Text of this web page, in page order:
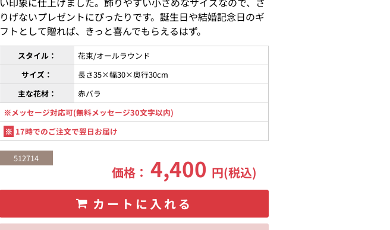
りげないプレゼントにぴったりです。誕生日や結婚記念日のギ
フトとして贈れば、きっと喜んでもらえるはず。
スタイル：
花束/オールラウンド
サイズ：
長さ35×幅30×奥行30cm
主な花材：
赤バラ
※メッセージ対応可(無料メッセージ30文字以内)
※ 17時でのご注文で翌日お届け
512714
価格：4,400 円(税込)
カートに入れる